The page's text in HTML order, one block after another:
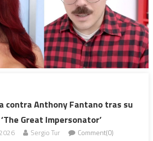
contra Anthony Fantano tras su
Great Impersonator’
Sergio Tur Comment(0)